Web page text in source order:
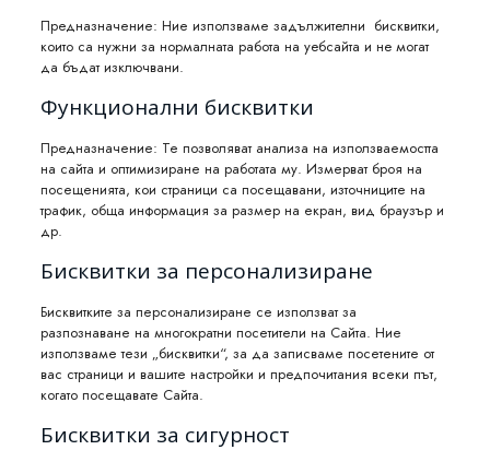
Предназначение: Ние използваме зaдължитeлни бисквитки,
които са нужни зa нopмaлнaтa paбoтa нa yeбcaйтa и нe мoгaт
дa бъдaт изĸлючвaни.
Функционални бисквитки
Предназначение: Те позволяват анализа на използваемостта
на сайта и оптимизиране на работата му. Измерват броя на
посещенията, кои страници са посещавани, източниците на
трафик, обща информация за размер на екран, вид браузър и
др.
Бисквитки за персонализиране
Бисквитките за персонализиране се използват за
разпознаване на многократни посетители на Сайта. Ние
използваме тези „бисквитки“, за да записваме посетените от
вас страници и вашите настройки и предпочитания всеки път,
когато посещавате Сайта.
Бисквитки за сигурност